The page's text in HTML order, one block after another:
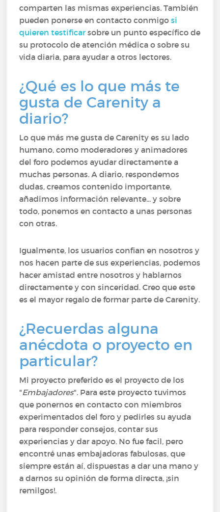
comparten las mismas experiencias. También
pueden ponerse en contacto conmigosi
quieren testificarsobre un punto específico de
su protocolo de atención médica o sobre su
vida diaria, para ayudar a otros lectores.
¿Qué es lo que más te
gusta de Carenity a
diario?
Lo que más me gusta de Carenity es su lado
humano, como moderadores y animadores
del foro podemos ayudar directamente a
muchas personas. A diario, respondemos
dudas, creamos contenido importante,
añadimos información relevante... y sobre
todo, ponemos en contacto a unas personas
con otras.
Igualmente, los usuarios confian en nosotros y
nos hacen parte de sus experiencias, podemos
hacer amistad entre nosotros y hablarnos
directamente y con sinceridad. Creo que este
es el mayor regalo de formar parte de Carenity.
¿Recuerdas alguna
anécdota o proyecto en
particular?
Mi proyecto preferido es el proyecto de los
"Embajadores". Para este proyecto tuvimos
que ponernos en contacto con miembros
experimentados del foro y pedirles su ayuda
para responder consejos, contar sus
experiencias y dar apoyo. No fue facil, pero
encontré unas embajadoras fabulosas, que
siempre están aí, dispuestas a dar una mano y
a darnos su opinión de forma directa, ¡sin
remilgos!.